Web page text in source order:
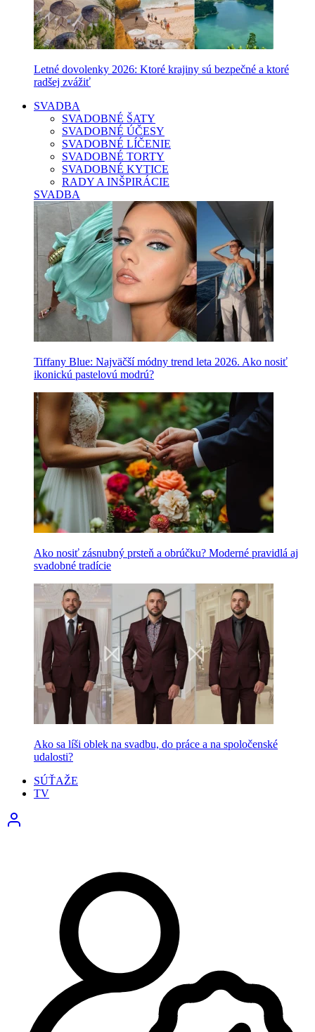
Letné dovolenky 2026: Ktoré krajiny sú bezpečné a ktoré
radšej zvážiť
SVADBA
SVADOBNÉ ŠATY
SVADOBNÉ ÚČESY
SVADOBNÉ LÍČENIE
SVADOBNÉ TORTY
SVADOBNÉ KYTICE
RADY A INŠPIRÁCIE
SVADBA
Tiffany Blue: Najväčší módny trend leta 2026. Ako nosiť
ikonickú pastelovú modrú?
Ako nosiť zásnubný prsteň a obrúčku? Moderné pravidlá aj
svadobné tradície
Ako sa líši oblek na svadbu, do práce a na spoločenské
udalosti?
SÚŤAŽE
TV